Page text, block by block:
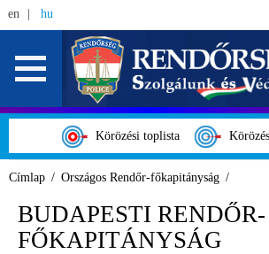
en hu
Körözési toplista
Címlap Országos Rendőr-főkapitányság
BUDAPESTI RENDŐR-
FŐKAPITÁNYSÁG